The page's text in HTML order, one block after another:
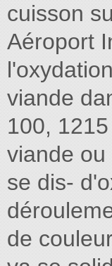
cuisson
Aéroport
viande
100,
viande
se dis-
de